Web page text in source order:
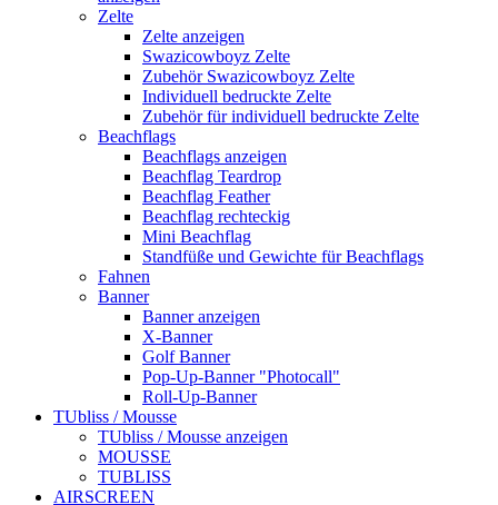
Zelte
Zelte anzeigen
Swazicowboyz Zelte
Zubehör Swazicowboyz Zelte
Individuell bedruckte Zelte
Zubehör für individuell bedruckte Zelte
Beachflags
Beachflags anzeigen
Beachflag Teardrop
Beachflag Feather
Beachflag rechteckig
Mini Beachflag
Standfüße und Gewichte für Beachflags
Fahnen
Banner
Banner anzeigen
X-Banner
Golf Banner
Pop-Up-Banner "Photocall"
Roll-Up-Banner
TUbliss / Mousse
TUbliss / Mousse anzeigen
MOUSSE
TUBLISS
AIRSCREEN